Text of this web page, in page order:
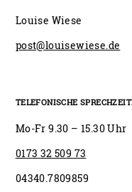
Louise Wiese
post@louisewiese.de
TELEFONISCHE
Mo-Fr 9.30 – 15.30 Uhr
0173 32 509 73
04340.7809859